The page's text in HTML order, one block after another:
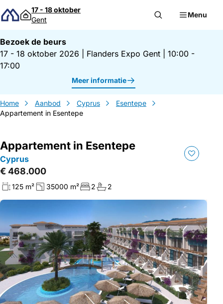
Direct naar inhoud
17 - 18 oktober
Gent
Menu
Bezoek de beurs
17 - 18 oktober 2026
Flanders Expo Gent
10:00 -
17:00
Meer informatie
Home Aanbod Cyprus
Esentepe
Appartement in Esentepe
Appartement in Esentepe
Cyprus
€ 468.000
125 m² 35000 m² 2 2